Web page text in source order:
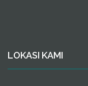
LOKASI KAMI